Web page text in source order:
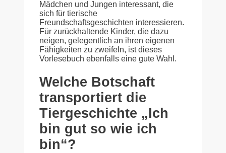
Mädchen und Jungen interessant, die
sich für tierische
Freundschaftsgeschichten interessieren.
Für zurückhaltende Kinder, die dazu
neigen, gelegentlich an ihren eigenen
Fähigkeiten zu zweifeln, ist dieses
Vorlesebuch ebenfalls eine gute Wahl.
Welche Botschaft
transportiert die
Tiergeschichte „Ich
bin gut so wie ich
bin“?